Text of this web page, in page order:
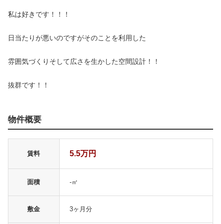
私は好きです！！！
日当たりが悪いのですがそのことを利用した
雰囲気づくりそして広さを生かした空間設計！！
抜群です！！
物件概要
賃料 5.5万円
面積 -㎡
敷金 3ヶ月分